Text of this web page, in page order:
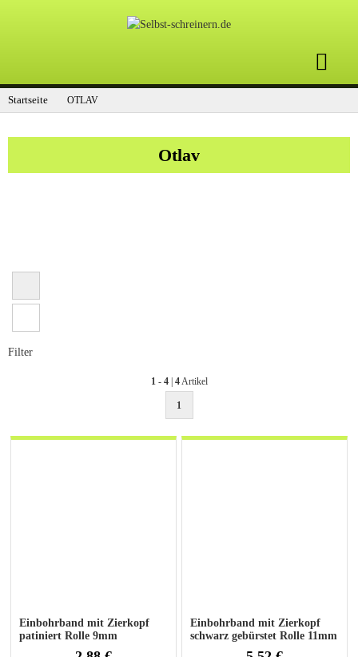
Startseite OTLAV
Otlav
Filter
1- 4| 4Artikel
1
Einbohrband mit Zierkopf
patiniert Rolle 9mm
Einbohrband mit Zierkopf
schwarz gebürstet Rolle 11mm